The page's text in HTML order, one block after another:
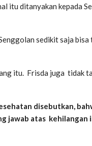
itu ditanyakan kepada
sedikit saja
itu. Frisda juga tidak
disebutkan,
jawab atas